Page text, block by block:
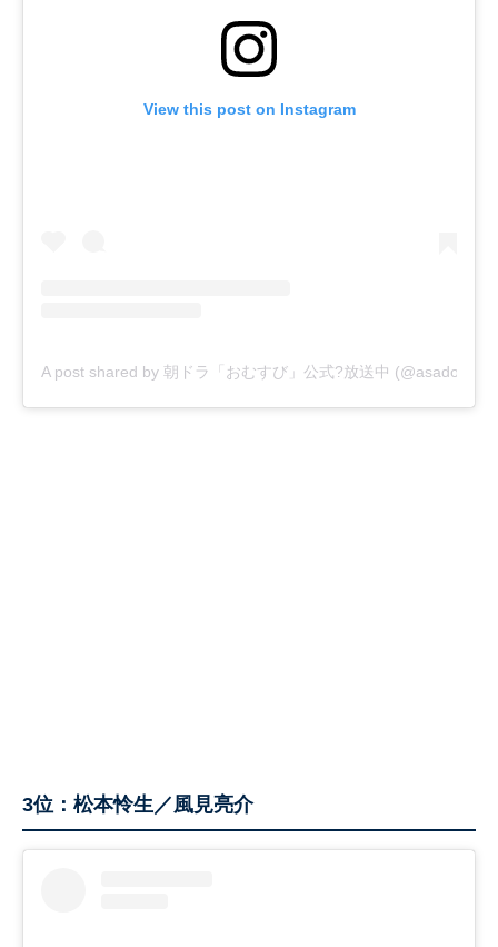
View this post on Instagram
A post shared by 朝ドラ「おむすび」公式?放送中
3位：松本怜生／風見亮介